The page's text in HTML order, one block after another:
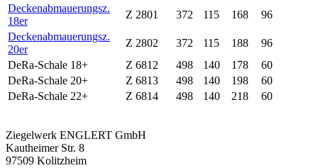
Deckenabmauerungsz.
18er
Z 2801 372 115 168
96
Deckenabmauerungsz.
20er
Z 2802 372 115 188
96
DeRa-Schale 18+
Z 6812 498 140 178
60
DeRa-Schale 20+
Z 6813 498 140 198
60
DeRa-Schale 22+
Z 6814 498 140 218 60
Ziegelwerk ENGLERT GmbH
Kautheimer Str. 8
97509 Kolitzheim